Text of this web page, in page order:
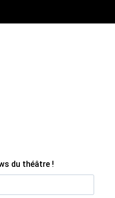
du théâtre !